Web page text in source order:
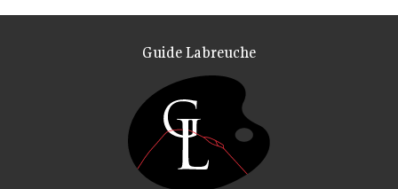
Guide Labreuche